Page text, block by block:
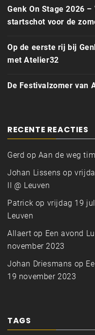
Genk On Stage 2026
startschot voor de
Op de eerste rij bij
met Atelier32
De Festivalzomer van
RECENTE REACTIES
Gerd op Aan de weg
Johan Lissens op
II @ Leuven
Patrick op vrijdag 19
Leuven
Allaert op Een avond
november 2023
Johan Driesmans op
19 november 2023
TAGS